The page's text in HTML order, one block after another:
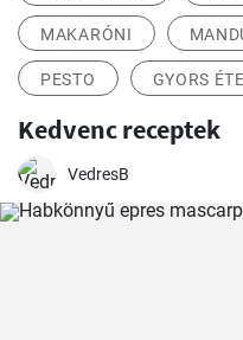
MAKARÓNI
PESTO GYORS
Kedvenc receptek
VedresB